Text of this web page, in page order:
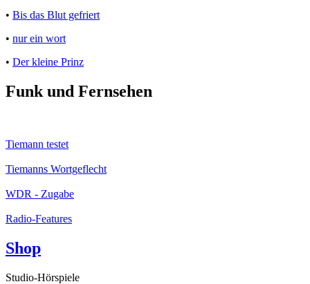
• Bis das Blut gefriert
• nur ein wort
• Der kleine Prinz
Funk und Fernsehen
Tiemann testet
Tiemanns Wortgeflecht
WDR - Zugabe
Radio-Features
Shop
Studio-Hörspiele